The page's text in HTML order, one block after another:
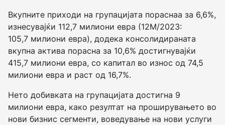
Вкупните приходи на групацијата пораснаа за 6,6%,
изнесувајќи 112,7 милиони евра (12M/2023:
105,7 милиони евра), додека консолидираната
вкупна актива порасна за 10,6% достигнувајќи
415,7 милиони евра, со капитал во износ од 74,5
милиони евра и раст од 16,7%.
Нето добивката на групацијата достигна 9
милиони евра, како резултат на проширувањето во
нови бизнис сегменти, воведување на нови услуги